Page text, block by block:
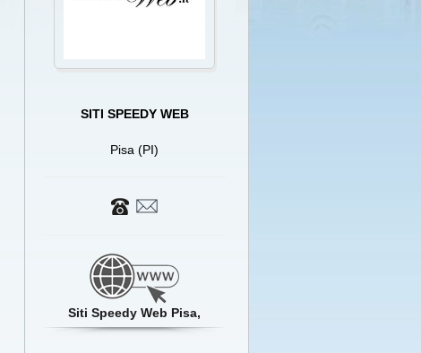
SITI SPEEDY WEB
Pisa (PI)
Siti Speedy Web Pisa,